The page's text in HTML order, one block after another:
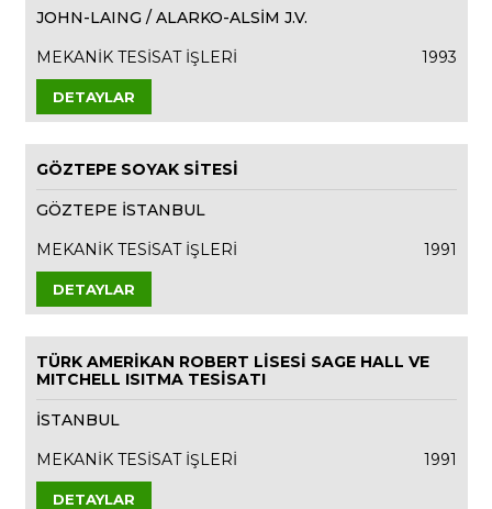
JOHN-LAING / ALARKO-ALSİM J.V.
MEKANİK TESİSAT İŞLERİ
1993
DETAYLAR
GÖZTEPE SOYAK SİTESİ
GÖZTEPE İSTANBUL
MEKANİK TESİSAT İŞLERİ
1991
DETAYLAR
TÜRK AMERİKAN ROBERT LİSESİ SAGE HALL VE
MITCHELL ISITMA TESİSATI
İSTANBUL
MEKANİK TESİSAT İŞLERİ
1991
DETAYLAR